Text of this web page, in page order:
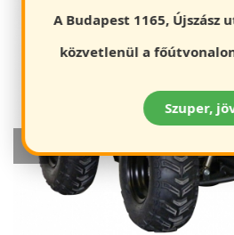
A Budapest 1165, Újszász
közvetlenül a
Szuper,